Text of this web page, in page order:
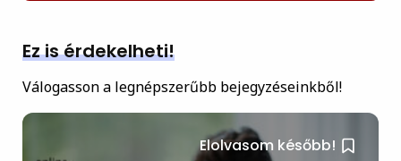
Ez is érdekelheti!
Válogasson a legnépszerűbb bejegyzéseinkből!
Elolvasom később!